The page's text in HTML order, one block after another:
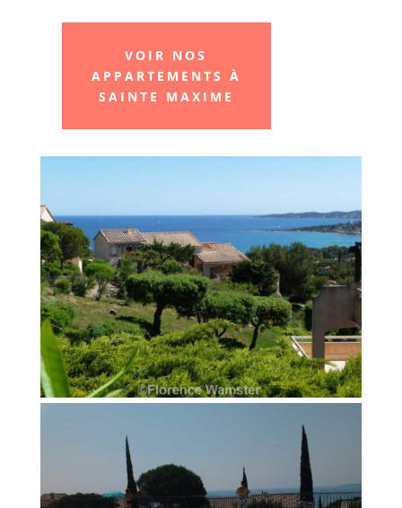
VOIR NOS
APPARTEMENTS À
SAINTE MAXIME